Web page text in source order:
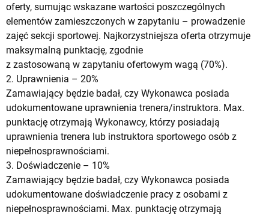
oferty, sumując wskazane wartości poszczególnych
elementów zamieszczonych w zapytaniu – prowadzenie
zajęć sekcji sportowej. Najkorzystniejsza oferta otrzymuje
maksymalną punktację, zgodnie
z zastosowaną w zapytaniu ofertowym wagą (70%).
2. Uprawnienia – 20%
Zamawiający będzie badał, czy Wykonawca posiada
udokumentowane uprawnienia trenera/instruktora. Max.
punktację otrzymają Wykonawcy, którzy posiadają
uprawnienia trenera lub instruktora sportowego osób z
niepełnosprawnościami.
3. Doświadczenie – 10%
Zamawiający będzie badał, czy Wykonawca posiada
udokumentowane doświadczenie pracy z osobami z
niepełnosprawnościami. Max. punktację otrzymają